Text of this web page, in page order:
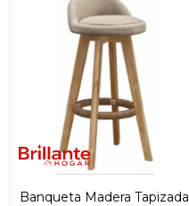
Banqueta Madera Tapizada